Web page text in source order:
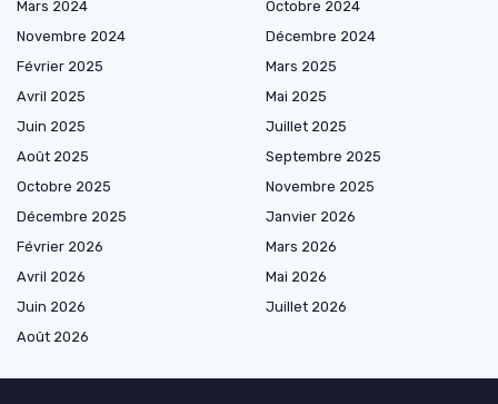
Mars 2024
Octobre 2024
Novembre 2024
Décembre 2024
Février 2025
Mars 2025
Avril 2025
Mai 2025
Juin 2025
Juillet 2025
Août 2025
Septembre 2025
Octobre 2025
Novembre 2025
Décembre 2025
Janvier 2026
Février 2026
Mars 2026
Avril 2026
Mai 2026
Juin 2026
Juillet 2026
Août 2026